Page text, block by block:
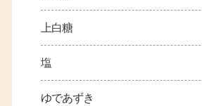
上白糖
塩
ゆであずき